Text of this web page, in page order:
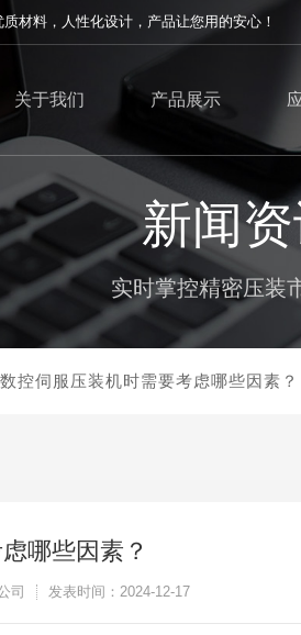
质材料，人性化设计，产品让您用的安心！
关于我们 产品展示
新闻
实时掌控精密压装
控伺服压装机时需要考虑哪些因素？
哪些因素？
司 发表时间：2024-12-17